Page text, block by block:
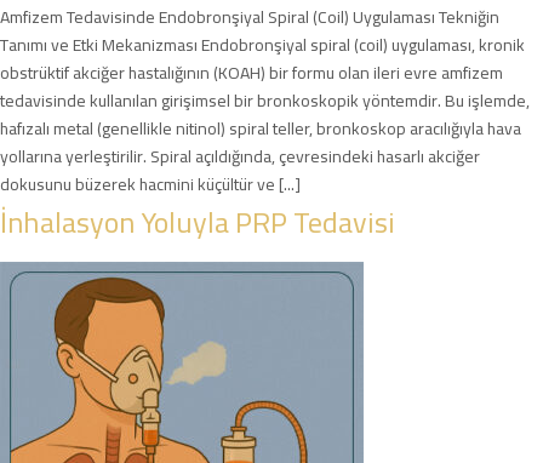
Amfizem Tedavisinde Endobronşiyal Spiral (Coil) Uygulaması Tekniğin
Tanımı ve Etki Mekanizması Endobronşiyal spiral (coil) uygulaması, kronik
obstrüktif akciğer hastalığının (KOAH) bir formu olan ileri evre amfizem
tedavisinde kullanılan girişimsel bir bronkoskopik yöntemdir. Bu işlemde,
hafızalı metal (genellikle nitinol) spiral teller, bronkoskop aracılığıyla hava
yollarına yerleştirilir. Spiral açıldığında, çevresindeki hasarlı akciğer
dokusunu büzerek hacmini küçültür ve [...]
İnhalasyon Yoluyla PRP Tedavisi